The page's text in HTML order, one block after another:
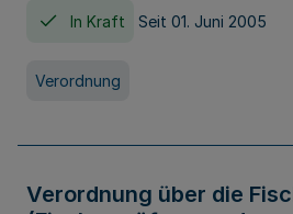
In Kraft Seit 01. Juni 2005
Verordnung
Verordnung über die